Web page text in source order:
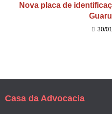
Nova placa de
30/
Casa da Advocacia